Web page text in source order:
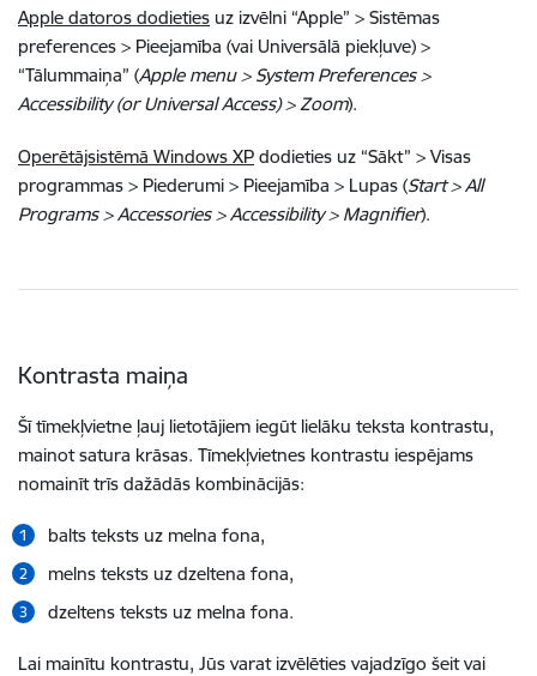
Apple datoros dodieties uz izvēlni “Apple” > Sistēmas
preferences > Pieejamība (vai Universālā piekļuve) >
“Tālummaiņa” (Apple menu > System Preferences >
Accessibility (or Universal Access) > Zoom).
Operētājsistēmā Windows XP dodieties uz “Sākt” > Visas
programmas > Piederumi > Pieejamība > Lupas (Start > All
Programs > Accessories > Accessibility > Magnifier).
Kontrasta maiņa
Šī tīmekļvietne ļauj lietotājiem iegūt lielāku teksta kontrastu,
mainot satura krāsas. Tīmekļvietnes kontrastu iespējams
nomainīt trīs dažādās kombinācijās:
balts teksts uz melna fona,
melns teksts uz dzeltena fona,
dzeltens teksts uz melna fona.
Lai mainītu kontrastu, Jūs varat izvēlēties vajadzīgo šeit vai